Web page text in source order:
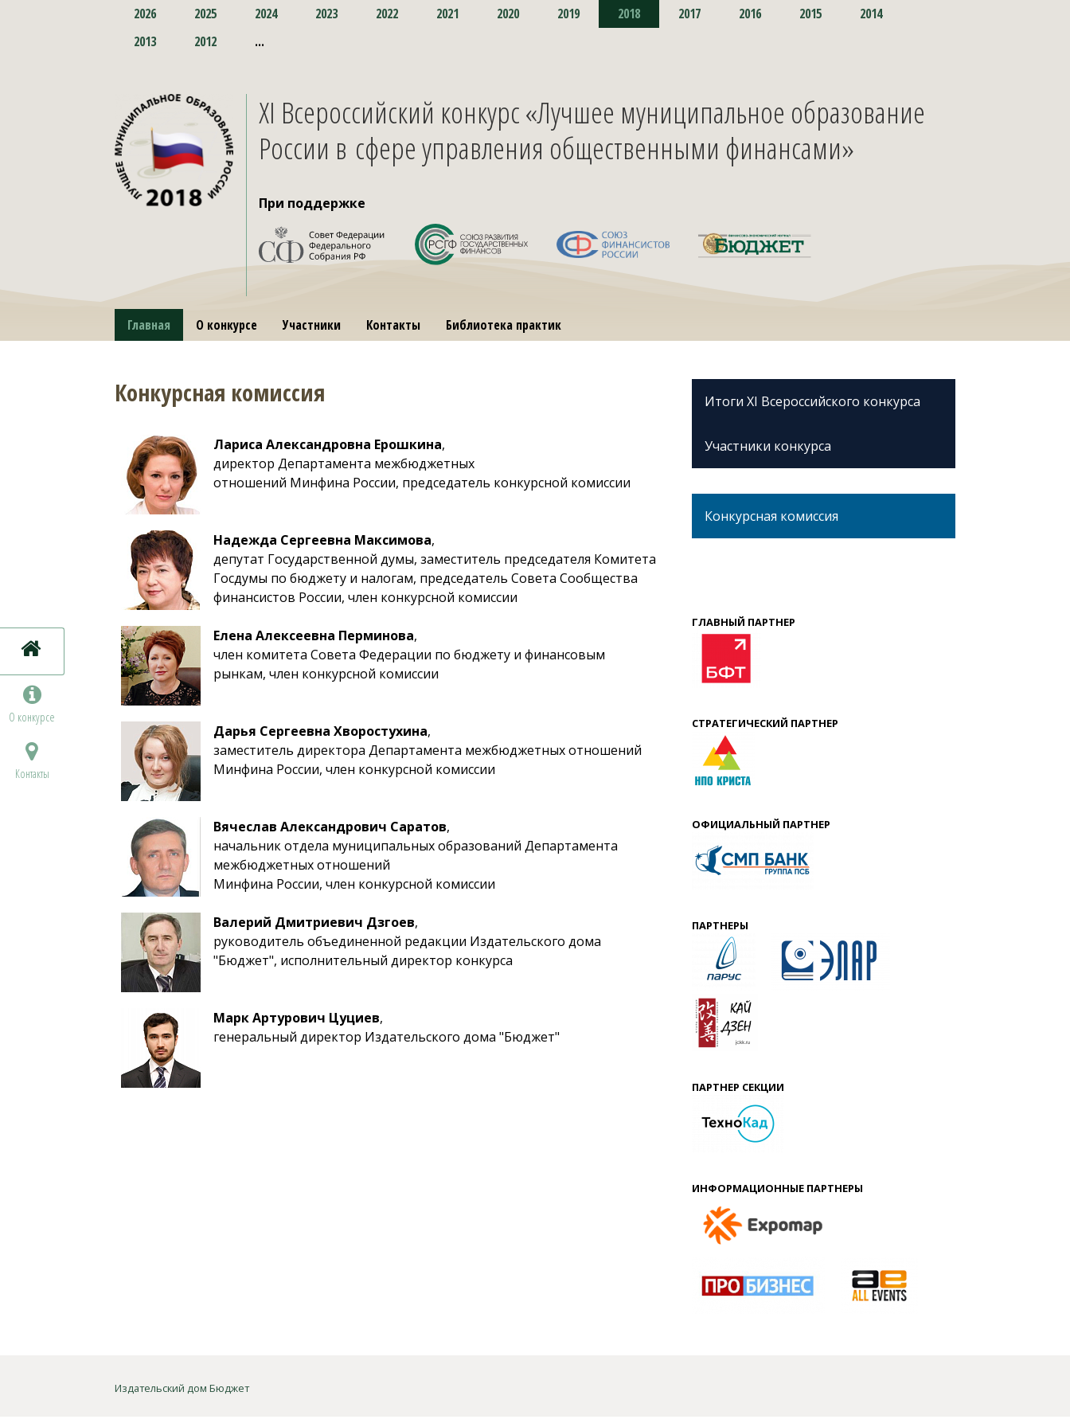
О конкурсе
Контакты
2026 2025 2024 2023 2022 2021 2020 2019 2018 2017 2016 2015
2014
2013
2012 ...
XI Всероссийский конкурс «Лучшее муниципальное образование
России в сфере управления общественными финансами»
При поддержке
Главная О конкурсе Участники Контакты Библиотека практик
Конкурсная комиссия
Лариса Александровна Ерошкина,
директор Департамента межбюджетных
отношений Минфина России, председатель конкурсной комиссии
Надежда Сергеевна Максимова,
депутат Государственной думы, заместитель председателя Комитета
Госдумы по бюджету и налогам, председатель Совета Сообщества
финансистов России, член конкурсной комиссии
Елена Алексеевна Перминова,
член комитета Совета Федерации по бюджету и финансовым
рынкам, член конкурсной комиссии
Дарья Сергеевна Хворостухина,
заместитель директора Департамента межбюджетных отношений
Минфина России, член конкурсной комиссии
Вячеслав Александрович Саратов,
начальник отдела муниципальных образований Департамента
межбюджетных отношений
Минфина России, член конкурсной комиссии
Валерий Дмитриевич Дзгоев,
руководитель объединенной редакции Издательского дома
"Бюджет", исполнительный директор конкурса
Марк Артурович Цуциев,
генеральный директор Издательского дома "Бюджет"
Итоги XI Всероссийского конкурса
Участники конкурса
Конкурсная комиссия
ГЛАВНЫЙ ПАРТНЕР
СТРАТЕГИЧЕСКИЙ ПАРТНЕР
ОФИЦИАЛЬНЫЙ ПАРТНЕР
ПАРТНЕРЫ
ПАРТНЕР СЕКЦИИ
ИНФОРМАЦИОННЫЕ ПАРТНЕРЫ
Издательский дом Бюджет